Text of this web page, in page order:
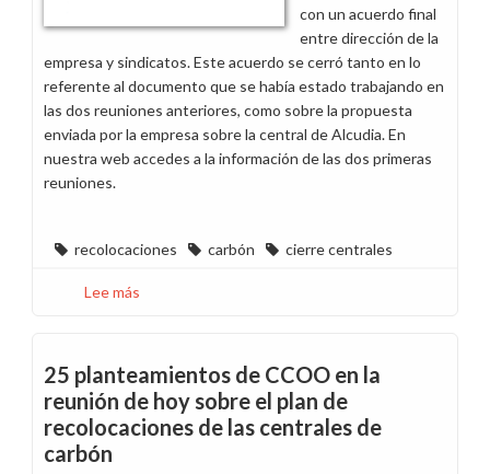
con un acuerdo final
entre dirección de la
empresa y sindicatos. Este acuerdo se cerró tanto en lo
referente al documento que se había estado trabajando en
las dos reuniones anteriores, como sobre la propuesta
enviada por la empresa sobre la central de Alcudia. En
nuestra web accedes a la información de las dos primeras
reuniones.
recolocaciones carbón cierre centrales
Lee más
Plan
de
Recolocaciones
25 planteamientos de CCOO en la
reunión de hoy sobre el plan de
recolocaciones de las centrales de
carbón